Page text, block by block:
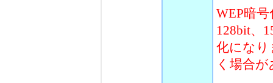
WEP暗
128bit、
化になり
く場合